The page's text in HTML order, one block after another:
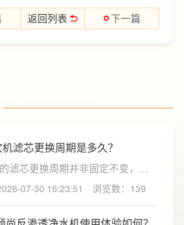
返回列表 下一篇
滤芯更换周期是多久？
滤芯更换周期并非固定不变，主
用水量、进水水质及使用频率等
说，PP棉和活性炭类前置滤芯建
月更换一次，RO反渗透膜滤芯使
07-30 16:23:51 浏览数：139